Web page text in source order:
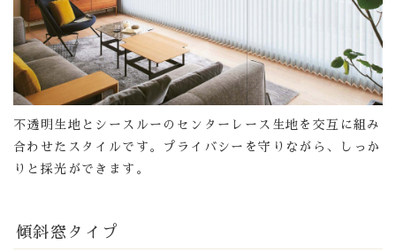
不透明生地とシースルーのセンターレース生地を交互に組み
合わせたスタイルです。プライバシーを守りながら、しっか
りと採光ができます。
傾斜窓タイプ